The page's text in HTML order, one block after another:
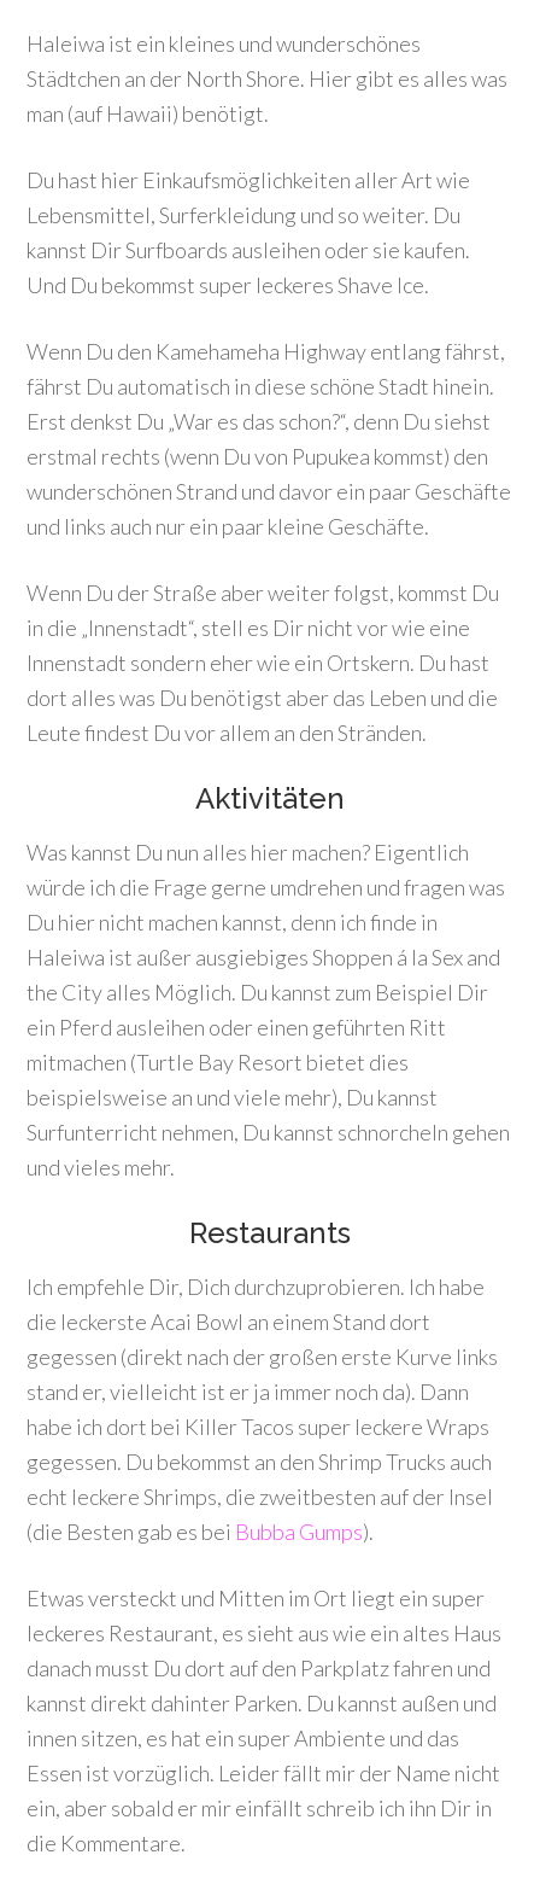
Haleiwa ist ein kleines und wunderschönes
Städtchen an der North Shore. Hier gibt es alles was
man (auf Hawaii) benötigt.
Du hast hier Einkaufsmöglichkeiten aller Art wie
Lebensmittel, Surferkleidung und so weiter. Du
kannst Dir Surfboards ausleihen oder sie kaufen.
Und Du bekommst super leckeres Shave Ice.
Wenn Du den Kamehameha Highway entlang fährst,
fährst Du automatisch in diese schöne Stadt hinein.
Erst denkst Du „War es das schon?“, denn Du siehst
erstmal rechts (wenn Du von Pupukea kommst) den
wunderschönen Strand und davor ein paar Geschäfte
und links auch nur ein paar kleine Geschäfte.
Wenn Du der Straße aber weiter folgst, kommst Du
in die „Innenstadt“, stell es Dir nicht vor wie eine
Innenstadt sondern eher wie ein Ortskern. Du hast
dort alles was Du benötigst aber das Leben und die
Leute findest Du vor allem an den Stränden.
Aktivitäten
Was kannst Du nun alles hier machen? Eigentlich
würde ich die Frage gerne umdrehen und fragen was
Du hier nicht machen kannst, denn ich finde in
Haleiwa ist außer ausgiebiges Shoppen á la Sex and
the City alles Möglich. Du kannst zum Beispiel Dir
ein Pferd ausleihen oder einen geführten Ritt
mitmachen (Turtle Bay Resort bietet dies
beispielsweise an und viele mehr), Du kannst
Surfunterricht nehmen, Du kannst schnorcheln gehen
und vieles mehr.
Restaurants
Ich empfehle Dir, Dich durchzuprobieren. Ich habe
die leckerste Acai Bowl an einem Stand dort
gegessen (direkt nach der großen erste Kurve links
stand er, vielleicht ist er ja immer noch da). Dann
habe ich dort bei Killer Tacos super leckere Wraps
gegessen. Du bekommst an den Shrimp Trucks auch
echt leckere Shrimps, die zweitbesten auf der Insel
(die Besten gab es bei Bubba Gumps).
Etwas versteckt und Mitten im Ort liegt ein super
leckeres Restaurant, es sieht aus wie ein altes Haus
danach musst Du dort auf den Parkplatz fahren und
kannst direkt dahinter Parken. Du kannst außen und
innen sitzen, es hat ein super Ambiente und das
Essen ist vorzüglich. Leider fällt mir der Name nicht
ein, aber sobald er mir einfällt schreib ich ihn Dir in
die Kommentare.